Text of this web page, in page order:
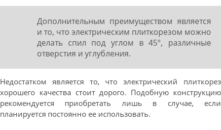
Дополнительным преимуществом является
и то, что электрическим плиткорезом можно
делать спил под углом в 45°, различные
отверстия и углубления.
Недостатком является то, что электрический плиткорез
хорошего качества стоит дорого. Подобную конструкцию
рекомендуется приобретать лишь в случае, если
планируется постоянно ее использовать.